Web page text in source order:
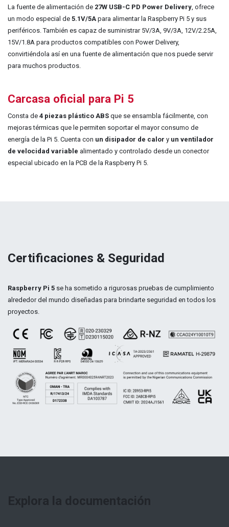
La fuente de alimentación de 27W USB-C PD Power Delivery, ofrece
un modo especial de 5.1V/5A para alimentar la Raspberry Pi 5 y sus
periféricos. También es capaz de suministrar 5V/3A, 9V/3A, 12V/2.25A,
15V/1.8A para productos compatibles con Power Delivery,
convirtiéndola así en una fuente de alimentación que nos puede servir
para muchos productos.
Carcasa oficial para Pi 5
Consta de 4 piezas plástico ABS que se ensambla fácilmente, con
mejoras térmicas que le permiten soportar el mayor consumo de
energía de la Pi 5. Cuenta con un disipador de calor y un ventilador
de velocidad variable alimentado y controlado desde un conector
especial ubicado en la PCB de la Raspberry Pi 5.
Certificaciones & Seguridad
Raspberry Pi 5 se ha sometido a rigurosas pruebas de cumplimiento
alrededor del mundo diseñadas para brindarte seguridad en todos los
proyectos.
Explora la documentación